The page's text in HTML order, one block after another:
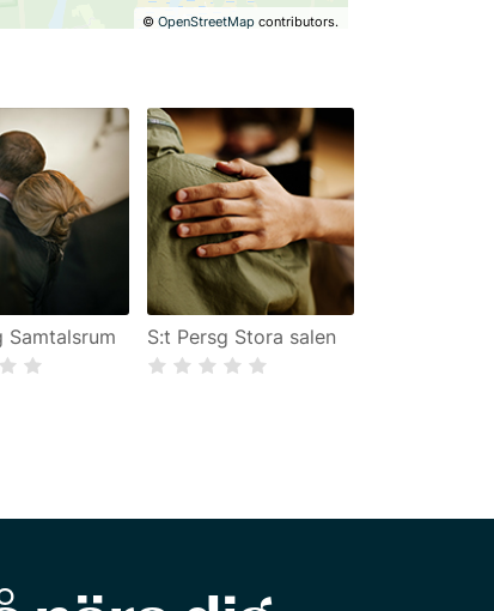
©OpenStreetMap contributors.
Samtalsrum S:t Persg Stora salen